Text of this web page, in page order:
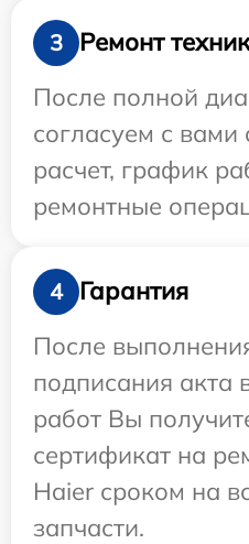
3
Ремонт
После полной
согласуем с
расчет, график
ремонтные
4
Гарантия
После
подписания акта
работ Вы
сертификат на
Haier сроком на
запчасти.